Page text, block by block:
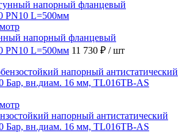
напорный фланцевый
PN10 L=500мм 11 730 ₽ / шт
напорный антистатический
Бар, вн.диам. 16 мм, TL016TB-AS